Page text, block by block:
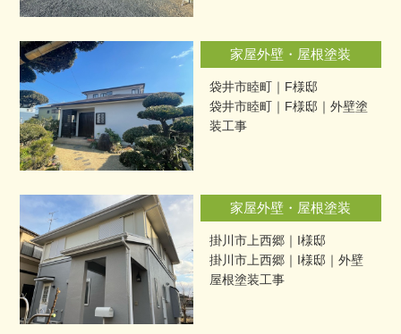
家屋外壁・屋根塗装
袋井市睦町｜F様邸
袋井市睦町｜F様邸｜外壁塗
装工事
家屋外壁・屋根塗装
掛川市上西郷｜I様邸
掛川市上西郷｜I様邸｜外壁
屋根塗装工事